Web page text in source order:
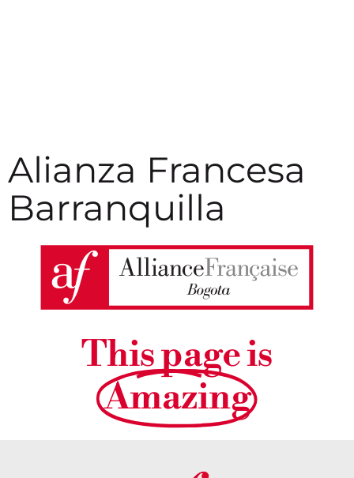
Alianza Francesa
Barranquilla
This page is
Amazing